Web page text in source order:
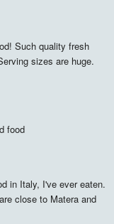
Such quality fresh
sizes are huge.
food
in Italy, I've ever eaten.
close to Matera and